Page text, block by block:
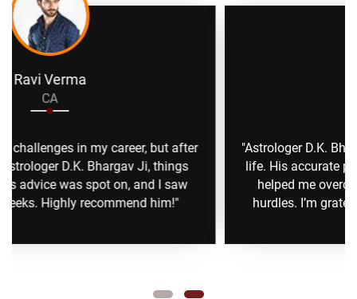
"Astrologer D.K. Bhargav Ji guidance transformed
life. His accurate predictions and practical remedies
helped me overcome personal and professional
hurdles. I’m grateful for his wisdom and support."